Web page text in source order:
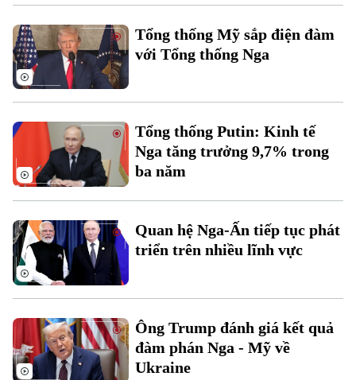
Di tích
Y tế
Dinh dưỡng
Tư vấn sức khỏe
Bóng đá
Quần vợt
Golf
Giải trí
Điện ảnh
Âm nhạc
Đã phát sóng
Tổng thống Mỹ sắp điện đàm
với Tổng thống Nga
Tổng thống Putin: Kinh tế
Nga tăng trưởng 9,7% trong
ba năm
Quan hệ Nga-Ấn tiếp tục phát
triển trên nhiều lĩnh vực
Ông Trump đánh giá kết quả
đàm phán Nga - Mỹ về
Ukraine